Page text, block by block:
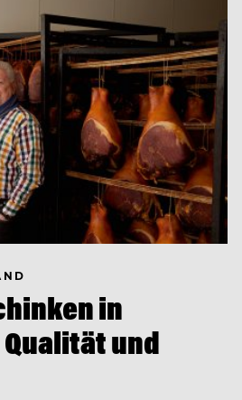
in
und